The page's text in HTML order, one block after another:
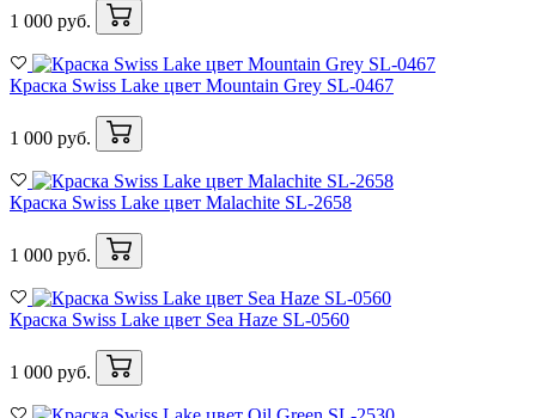
1 000 руб.
Краска Swiss Lake цвет Mountain Grey SL-0467
1 000 руб.
Краска Swiss Lake цвет Malachite SL-2658
1 000 руб.
Краска Swiss Lake цвет Sea Haze SL-0560
1 000 руб.